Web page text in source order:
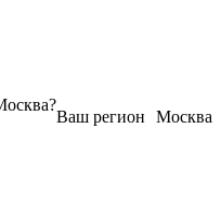
Москва
Ваш регион
?